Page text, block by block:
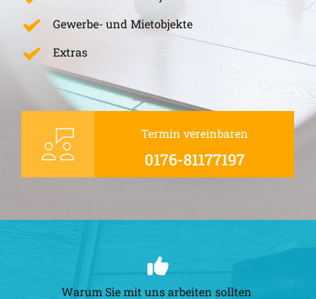
Gewerbe- und Mietobjekte
Extras
Termin vereinbaren
0176-81177197
Warum Sie mit uns arbeiten sollten